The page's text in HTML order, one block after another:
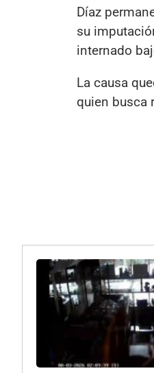
Díaz
su
internado
La causa
quien busca